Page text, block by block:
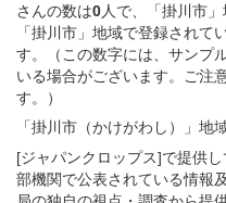
さんの数は0人で、「掛川市
「掛川市」地域で登録されて
す。（この数字には、サンプ
いる場合がございます。ご注
す。）
「掛川市（かけがわし）」 地
[ジャパンクロップス]で提供
部機関で公表されている情報